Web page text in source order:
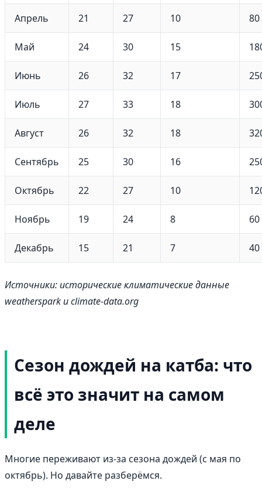
Апрель 21 27 10 80
Май 24 30 15
Июнь 26 32 17
Июль 27 33 18
Август 26 32 18
Сентябрь 25 30 16
Октябрь 22 27 10
Ноябрь 19 24 8 60
Декабрь 15 21 7 40
Источники: исторические климатические данные
weatherspark и climate-data.org
Сезон дождей на катба: что
всё это значит на самом
деле
Многие переживают из-за сезона дождей (с мая по
октябрь). Но давайте разберёмся.